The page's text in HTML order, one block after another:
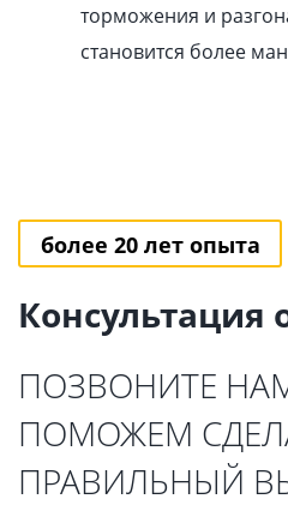
торможения и
становится более
более 20 лет опыта
Консультация
ПОЗВОНИТЕ
ПОМОЖЕМ
ПРАВИЛЬНЫЙ